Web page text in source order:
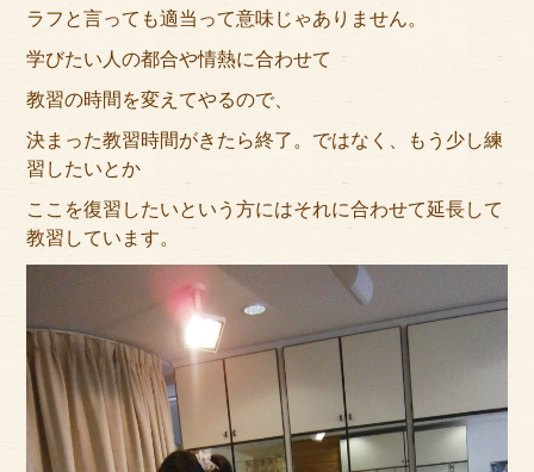
ご利用の流れ
成人式特設ページ
お客様の声
プライバシーポリシー
サイトマップ
ラフと言っても適当って意味じゃありません。
学びたい人の都合や情熱に合わせて
教習の時間を変えてやるので、
決まった教習時間がきたら終了。ではなく、もう少し練
習したいとか
ここを復習したいという方にはそれに合わせて延長して
教習しています。